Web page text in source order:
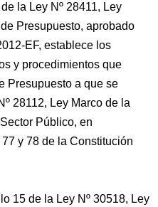
la Ley Nº 28411, Ley
Presupuesto, aprobado
EF, establece los
y procedimientos que
Presupuesto a que se
28112, Ley Marco de la
Público, en
y 78 de la Constitución
15 de la Ley Nº 30518, Ley